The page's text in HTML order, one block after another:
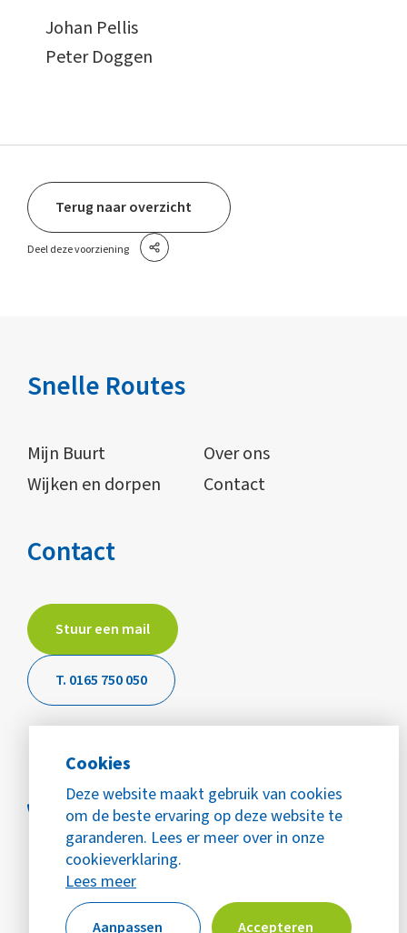
Cookies
Deze website maakt gebruik van cookies
om de beste ervaring op deze website te
garanderen. Lees er meer over in onze
cookieverklaring.
Lees meer
Aanpassen Accepteren
Johan Pellis
Peter Doggen
Terug naar overzicht
Deel deze voorziening
Snelle Routes
Mijn Buurt
Over ons
Wijken en dorpen
Contact
Contact
Stuur een mail
T. 0165 750 050